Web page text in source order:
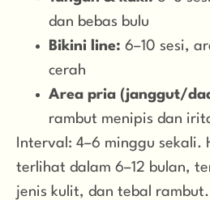
dan bebas bulu
Bikini line: 6–10 sesi,
cerah
Area pria (janggut/
rambut menipis dan
Interval: 4–6 minggu sekali.
terlihat dalam 6–12 bulan,
jenis kulit, dan tebal rambut.